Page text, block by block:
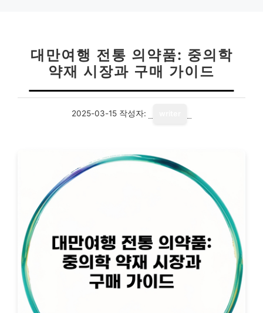
대만여행 전통 의약품: 중의학
약재 시장과 구매 가이드
2025-03-15 작성자: